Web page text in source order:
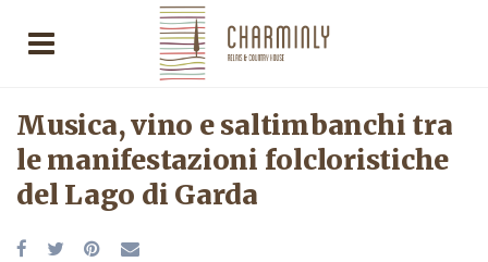
Musica, vino e saltimbanchi tra
le manifestazioni folcloristiche
del Lago di Garda